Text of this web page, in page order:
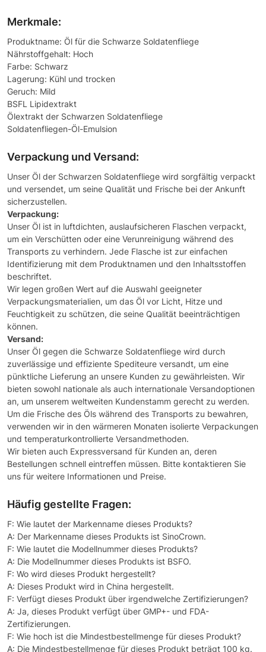
Merkmale:
Produktname: Öl für die Schwarze Soldatenfliege
Nährstoffgehalt: Hoch
Farbe: Schwarz
Lagerung: Kühl und trocken
Geruch: Mild
BSFL Lipidextrakt
Ölextrakt der Schwarzen Soldatenfliege
Soldatenfliegen-Öl-Emulsion
Verpackung und Versand:
Unser Öl der Schwarzen Soldatenfliege wird sorgfältig verpackt
und versendet, um seine Qualität und Frische bei der Ankunft
sicherzustellen.
Verpackung:
Unser Öl ist in luftdichten, auslaufsicheren Flaschen verpackt,
um ein Verschütten oder eine Verunreinigung während des
Transports zu verhindern. Jede Flasche ist zur einfachen
Identifizierung mit dem Produktnamen und den Inhaltsstoffen
beschriftet.
Wir legen großen Wert auf die Auswahl geeigneter
Verpackungsmaterialien, um das Öl vor Licht, Hitze und
Feuchtigkeit zu schützen, die seine Qualität beeinträchtigen
können.
Versand:
Unser Öl gegen die Schwarze Soldatenfliege wird durch
zuverlässige und effiziente Spediteure versandt, um eine
pünktliche Lieferung an unsere Kunden zu gewährleisten. Wir
bieten sowohl nationale als auch internationale Versandoptionen
an, um unserem weltweiten Kundenstamm gerecht zu werden.
Um die Frische des Öls während des Transports zu bewahren,
verwenden wir in den wärmeren Monaten isolierte Verpackungen
und temperaturkontrollierte Versandmethoden.
Wir bieten auch Expressversand für Kunden an, deren
Bestellungen schnell eintreffen müssen. Bitte kontaktieren Sie
uns für weitere Informationen und Preise.
Häufig gestellte Fragen:
F: Wie lautet der Markenname dieses Produkts?
A: Der Markenname dieses Produkts ist SinoCrown.
F: Wie lautet die Modellnummer dieses Produkts?
A: Die Modellnummer dieses Produkts ist BSFO.
F: Wo wird dieses Produkt hergestellt?
A: Dieses Produkt wird in China hergestellt.
F: Verfügt dieses Produkt über irgendwelche Zertifizierungen?
A: Ja, dieses Produkt verfügt über GMP+- und FDA-
Zertifizierungen.
F: Wie hoch ist die Mindestbestellmenge für dieses Produkt?
A: Die Mindestbestellmenge für dieses Produkt beträgt 100 kg.